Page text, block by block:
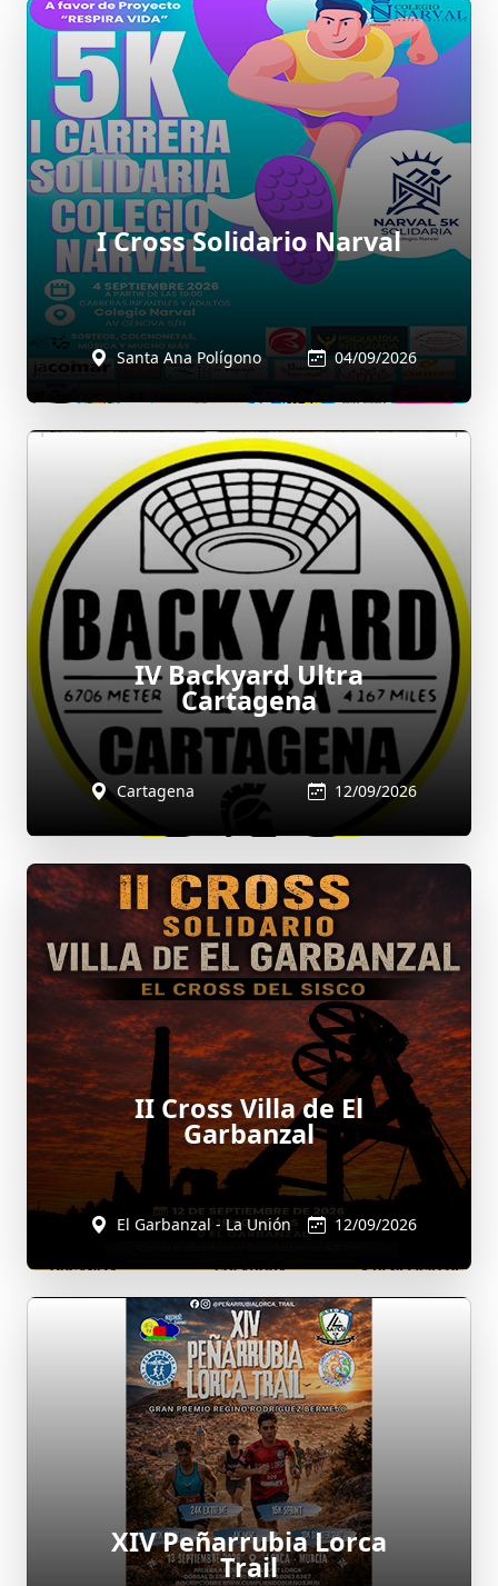
I Cross Solidario Narval
Santa Ana Polígono 04/09/2026
IV Backyard Ultra
Cartagena
Cartagena 12/09/2026
II Cross Villa de El
Garbanzal
El Garbanzal - La Unión 12/09/2026
XIV Peñarrubia Lorca
Trail